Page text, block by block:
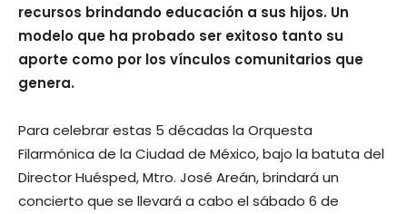
recursos brindando educación a sus hijos. Un
modelo que ha probado ser exitoso tanto su
aporte como por los vínculos comunitarios que
genera.
Para celebrar estas 5 décadas la Orquesta
Filarmónica de la Ciudad de México, bajo la batuta del
Director Huésped, Mtro. José Areán, brindará un
concierto que se llevará a cabo el sábado 6 de